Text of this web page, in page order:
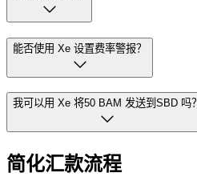
能否使用 Xe 设置费率警报？
我可以用 Xe 将50 BAM 发送到SBD 吗？
简化汇款流程